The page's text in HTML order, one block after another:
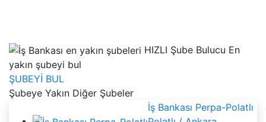
HIZLI Şube Bulucu En
yakın şubeyi bul
ŞUBEYİ BUL
Şubeye Yakın Diğer Şubeler
İş Bankası Perpa-Polatlı